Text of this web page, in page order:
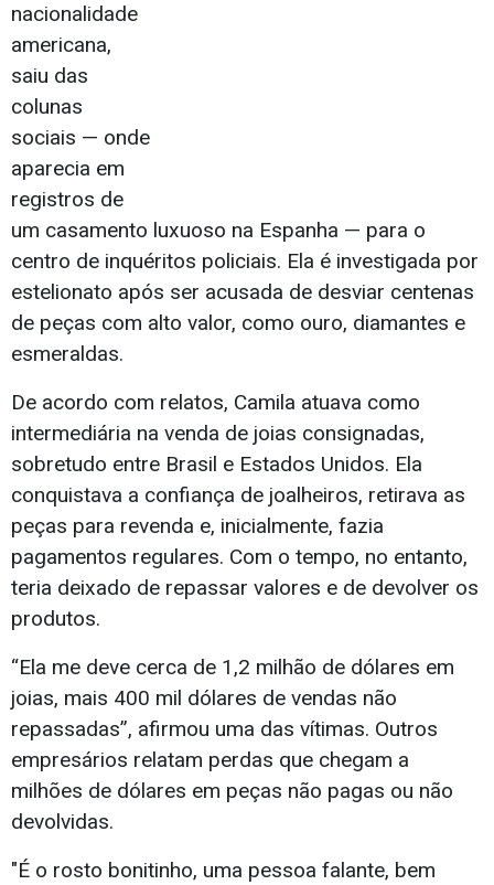
nacionalidade
americana,
saiu das
colunas
sociais — onde
aparecia em
registros de
um casamento luxuoso na Espanha — para o
centro de inquéritos policiais. Ela é investigada por
estelionato após ser acusada de desviar centenas
de peças com alto valor, como ouro, diamantes e
esmeraldas.
De acordo com relatos, Camila atuava como
intermediária na venda de joias consignadas,
sobretudo entre Brasil e Estados Unidos. Ela
conquistava a confiança de joalheiros, retirava as
peças para revenda e, inicialmente, fazia
pagamentos regulares. Com o tempo, no entanto,
teria deixado de repassar valores e de devolver os
produtos.
“Ela me deve cerca de 1,2 milhão de dólares em
joias, mais 400 mil dólares de vendas não
repassadas”, afirmou uma das vítimas. Outros
empresários relatam perdas que chegam a
milhões de dólares em peças não pagas ou não
devolvidas.
"É o rosto bonitinho, uma pessoa falante, bem